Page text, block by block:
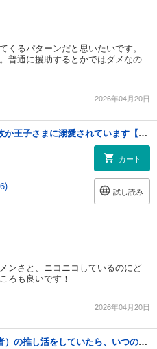
くるパターンだと思いたいです。
普通に援助するとかではダメなの
2026年04月20日
没落令嬢だけど何故か王子さまに溺愛されています【単話売】 1話
カート
試し読み
ンさと、ニコニコしているのにど
ろも良いです！
2026年04月20日
こっそり夫（元勇者）の推し活をしていたら、いつの間にか執着溺愛されていました